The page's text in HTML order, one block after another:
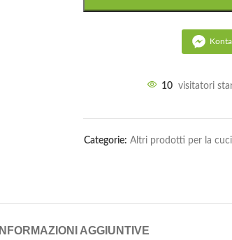
10 visitatori
Categorie: Altri prodotti per la
INFORMAZIONI AGGIUNTIVE